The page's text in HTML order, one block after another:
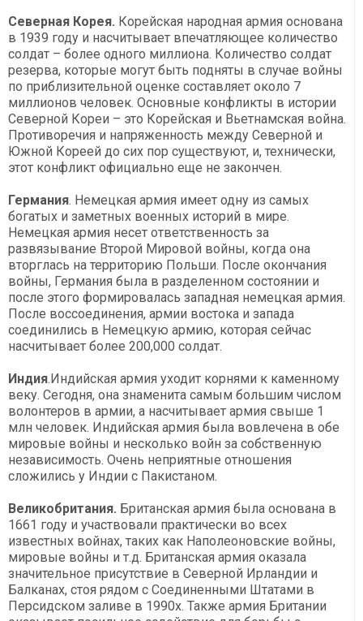
Северная Корея. Корейская народная армия основана
в 1939 году и насчитывает впечатляющее количество
солдат – более одного миллиона. Количество солдат
резерва, которые могут быть подняты в случае войны
по приблизительной оценке составляет около 7
миллионов человек. Основные конфликты в истории
Северной Кореи – это Корейская и Вьетнамская война.
Противоречия и напряженность между Северной и
Южной Кореей до сих пор существуют, и, технически,
этот конфликт официально еще не закончен.
Германия. Немецкая армия имеет одну из самых
богатых и заметных военных историй в мире.
Немецкая армия несет ответственность за
развязывание Второй Мировой войны, когда она
вторглась на территорию Польши. После окончания
войны, Германия была в разделенном состоянии и
после этого формировалась западная немецкая армия.
После воссоединения, армии востока и запада
соединились в Немецкую армию, которая сейчас
насчитывает более 200,000 солдат.
Индия.Индийская армия уходит корнями к каменному
веку. Сегодня, она знаменита самым большим числом
волонтеров в армии, а насчитывает армия свыше 1
млн человек. Индийская армия была вовлечена в обе
мировые войны и несколько войн за собственную
независимость. Очень неприятные отношения
сложились у Индии с Пакистаном.
Великобритания. Британская армия была основана в
1661 году и участвовали практически во всех
известных войнах, таких как Наполеоновские войны,
мировые войны и т.д. Британская армия оказала
значительное присутствие в Северной Ирландии и
Балканах, стоя рядом с Соединенными Штатами в
Персидском заливе в 1990х. Также армия Британии